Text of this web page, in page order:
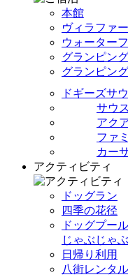
本館
ヴィラファ
ウォーター
グランピン
グランピン
ドギーズサ
サウ
アク
ファ
カー
アクティビティ
ドッグラン
四季の花径
ドッグプール
じゃぶじゃ
日帰り利用
八街レンタ